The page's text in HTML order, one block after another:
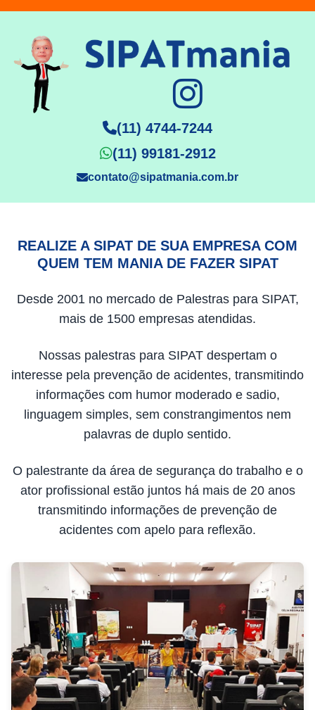
(11) 4744-7244
(11) 99181-2912
contato@sipatmania.com.br
REALIZE A SIPAT DE SUA EMPRESA COM
QUEM TEM MANIA DE FAZER SIPAT
Desde 2001 no mercado de Palestras para SIPAT,
mais de 1500 empresas atendidas.
Nossas palestras para SIPAT despertam o
interesse pela prevenção de acidentes, transmitindo
informações com humor moderado e sadio,
linguagem simples, sem constrangimentos nem
palavras de duplo sentido.
O palestrante da área de segurança do trabalho e o
ator profissional estão juntos há mais de 20 anos
transmitindo informações de prevenção de
acidentes com apelo para reflexão.